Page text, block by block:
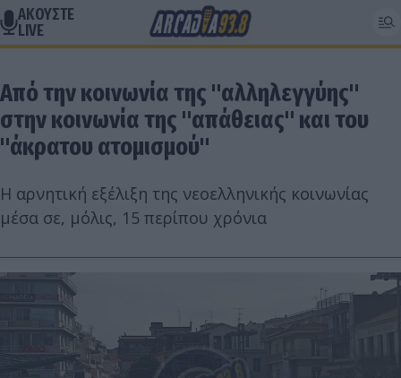
ΑΚΟΥΣΤΕ
LIVE
Από την κοινωνία της "αλληλεγγύης"
στην κοινωνία της "απάθειας" και του
"άκρατου ατομισμού"
Η αρνητική εξέλιξη της νεοελληνικής κοινωνίας
μέσα σε, μόλις, 15 περίπου χρόνια